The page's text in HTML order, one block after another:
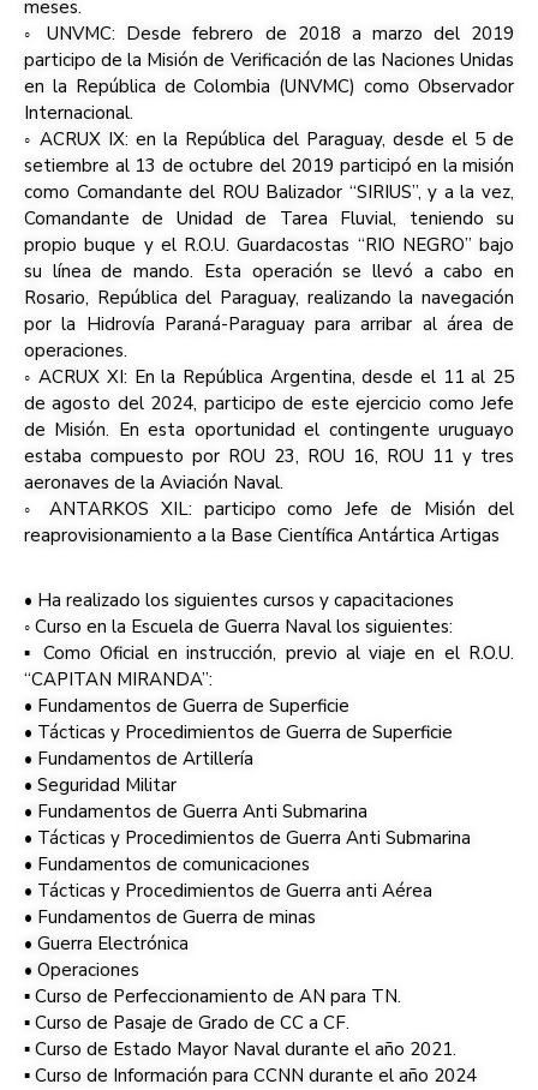
meses.
◦ UNVMC: Desde febrero de 2018 a marzo del 2019
participo de la Misión de Verificación de las Naciones Unidas
en la República de Colombia (UNVMC) como Observador
Internacional.
◦ ACRUX IX: en la República del Paraguay, desde el 5 de
setiembre al 13 de octubre del 2019 participó en la misión
como Comandante del ROU Balizador “SIRIUS”, y a la vez,
Comandante de Unidad de Tarea Fluvial, teniendo su
propio buque y el R.O.U. Guardacostas “RIO NEGRO” bajo
su línea de mando. Esta operación se llevó a cabo en
Rosario, República del Paraguay, realizando la navegación
por la Hidrovía Paraná-Paraguay para arribar al área de
operaciones.
◦ ACRUX XI: En la República Argentina, desde el 11 al 25
de agosto del 2024, participo de este ejercicio como Jefe
de Misión. En esta oportunidad el contingente uruguayo
estaba compuesto por ROU 23, ROU 16, ROU 11 y tres
aeronaves de la Aviación Naval.
◦ ANTARKOS XIL: participo como Jefe de Misión del
reaprovisionamiento a la Base Científica Antártica Artigas
• Ha realizado los siguientes cursos y capacitaciones
◦ Curso en la Escuela de Guerra Naval los siguientes:
▪ Como Oficial en instrucción, previo al viaje en el R.O.U.
“CAPITAN MIRANDA”:
• Fundamentos de Guerra de Superficie
• Tácticas y Procedimientos de Guerra de Superficie
• Fundamentos de Artillería
• Seguridad Militar
• Fundamentos de Guerra Anti Submarina
• Tácticas y Procedimientos de Guerra Anti Submarina
• Fundamentos de comunicaciones
• Tácticas y Procedimientos de Guerra anti Aérea
• Fundamentos de Guerra de minas
• Guerra Electrónica
• Operaciones
▪ Curso de Perfeccionamiento de AN para TN.
▪ Curso de Pasaje de Grado de CC a CF.
▪ Curso de Estado Mayor Naval durante el año 2021.
▪ Curso de Información para CCNN durante el año 2024